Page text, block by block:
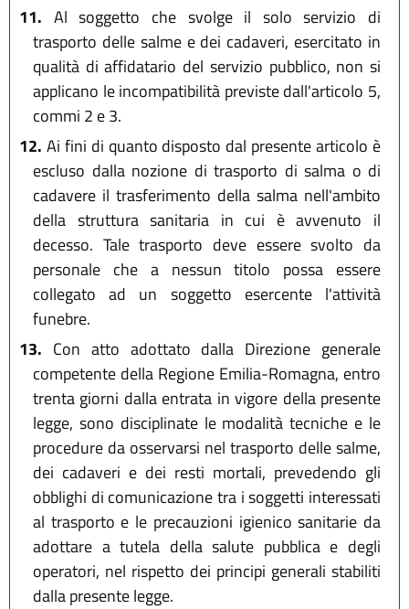
11. Al soggetto che svolge il solo servizio di
trasporto delle salme e dei cadaveri, esercitato in
qualità di affidatario del servizio pubblico, non si
applicano le incompatibilità previste dall'articolo 5,
commi 2 e 3.
12. Ai fini di quanto disposto dal presente articolo è
escluso dalla nozione di trasporto di salma o di
cadavere il trasferimento della salma nell'ambito
della struttura sanitaria in cui è avvenuto il
decesso. Tale trasporto deve essere svolto da
personale che a nessun titolo possa essere
collegato ad un soggetto esercente l'attività
funebre.
13. Con atto adottato dalla Direzione generale
competente della Regione Emilia-Romagna, entro
trenta giorni dalla entrata in vigore della presente
legge, sono disciplinate le modalità tecniche e le
procedure da osservarsi nel trasporto delle salme,
dei cadaveri e dei resti mortali, prevedendo gli
obblighi di comunicazione tra i soggetti interessati
al trasporto e le precauzioni igienico sanitarie da
adottare a tutela della salute pubblica e degli
operatori, nel rispetto dei principi generali stabiliti
dalla presente legge.